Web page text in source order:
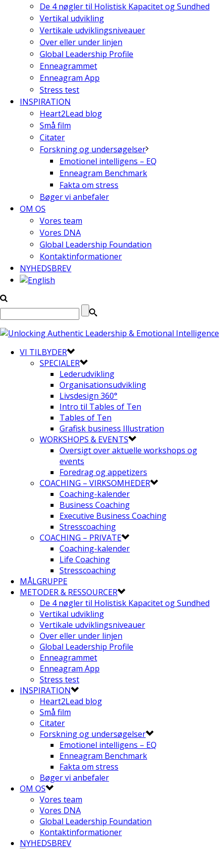
De 4 nøgler til Holistisk Kapacitet og Sundhed
Vertikal udvikling
Vertikale udviklingsniveauer
Over eller under linjen
Global Leadership Profile
Enneagrammet
Enneagram App
Stress test
INSPIRATION
Heart2Lead blog
Små film
Citater
Forskning og undersøgelser
Emotionel intelligens – EQ
Enneagram Benchmark
Fakta om stress
Bøger vi anbefaler
OM OS
Vores team
Vores DNA
Global Leadership Foundation
Kontaktinformationer
NYHEDSBREV
VI TILBYDER
SPECIALER
Lederudvikling
Organisationsudvikling
Livsdesign 360°
Intro til Tables of Ten
Tables of Ten
Grafisk business Illustration
WORKSHOPS & EVENTS
Oversigt over aktuelle workshops og
events
Foredrag og appetizers
COACHING – VIRKSOMHEDER
Coaching-kalender
Business Coaching
Executive Business Coaching
Stresscoaching
COACHING – PRIVATE
Coaching-kalender
Life Coaching
Stresscoaching
MÅLGRUPPE
METODER & RESSOURCER
De 4 nøgler til Holistisk Kapacitet og Sundhed
Vertikal udvikling
Vertikale udviklingsniveauer
Over eller under linjen
Global Leadership Profile
Enneagrammet
Enneagram App
Stress test
INSPIRATION
Heart2Lead blog
Små film
Citater
Forskning og undersøgelser
Emotionel intelligens – EQ
Enneagram Benchmark
Fakta om stress
Bøger vi anbefaler
OM OS
Vores team
Vores DNA
Global Leadership Foundation
Kontaktinformationer
NYHEDSBREV